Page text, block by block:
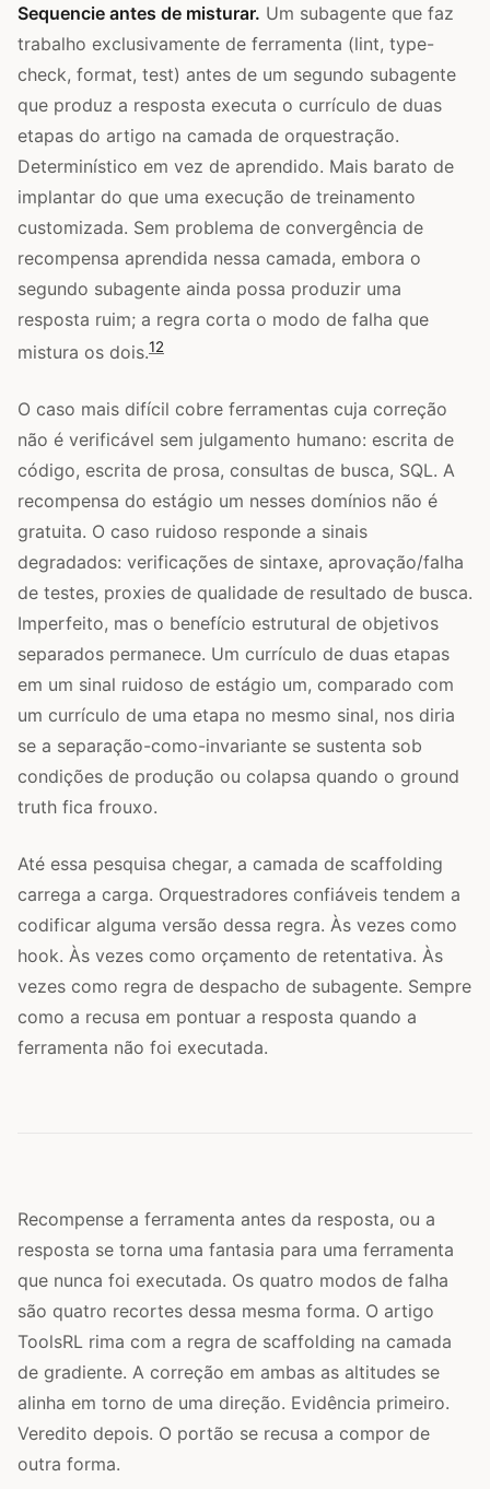
Sequencie antes de misturar. Um subagente que faz
trabalho exclusivamente de ferramenta (lint, type-
check, format, test) antes de um segundo subagente
que produz a resposta executa o currículo de duas
etapas do artigo na camada de orquestração.
Determinístico em vez de aprendido. Mais barato de
implantar do que uma execução de treinamento
customizada. Sem problema de convergência de
recompensa aprendida nessa camada, embora o
segundo subagente ainda possa produzir uma
resposta ruim; a regra corta o modo de falha que
mistura os dois.12
O caso mais difícil cobre ferramentas cuja correção
não é verificável sem julgamento humano: escrita de
código, escrita de prosa, consultas de busca, SQL. A
recompensa do estágio um nesses domínios não é
gratuita. O caso ruidoso responde a sinais
degradados: verificações de sintaxe, aprovação/falha
de testes, proxies de qualidade de resultado de busca.
Imperfeito, mas o benefício estrutural de objetivos
separados permanece. Um currículo de duas etapas
em um sinal ruidoso de estágio um, comparado com
um currículo de uma etapa no mesmo sinal, nos diria
se a separação-como-invariante se sustenta sob
condições de produção ou colapsa quando o ground
truth fica frouxo.
Até essa pesquisa chegar, a camada de scaffolding
carrega a carga. Orquestradores confiáveis tendem a
codificar alguma versão dessa regra. Às vezes como
hook. Às vezes como orçamento de retentativa. Às
vezes como regra de despacho de subagente. Sempre
como a recusa em pontuar a resposta quando a
ferramenta não foi executada.
Recompense a ferramenta antes da resposta, ou a
resposta se torna uma fantasia para uma ferramenta
que nunca foi executada. Os quatro modos de falha
são quatro recortes dessa mesma forma. O artigo
ToolsRL rima com a regra de scaffolding na camada
de gradiente. A correção em ambas as altitudes se
alinha em torno de uma direção. Evidência primeiro.
Veredito depois. O portão se recusa a compor de
outra forma.